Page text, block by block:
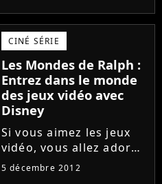
Zohra, Dominique
Desseigne n'a pas dit
son dernier mot. Après
avoir pris connaissance
de la décision...
CINÉ SÉRIE
Les Mondes de Ralph :
Entrez dans le monde
des jeux vidéo avec
Disney
Si vous aimez les jeux
vidéo, vous allez adorer
Les Mondes de Ralph.
5 décembre 2012